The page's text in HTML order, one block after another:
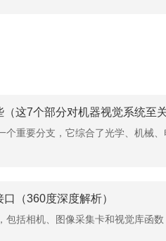
这7个部分对机器视觉系统至
重要分支，它综合了光学、机械、
（360度深度解析）
括相机、图像采集卡和视觉库函数